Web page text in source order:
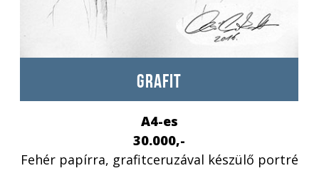
GRAFIT
A4-es
30.000,-
Fehér papírra, grafitceruzával készülő portré